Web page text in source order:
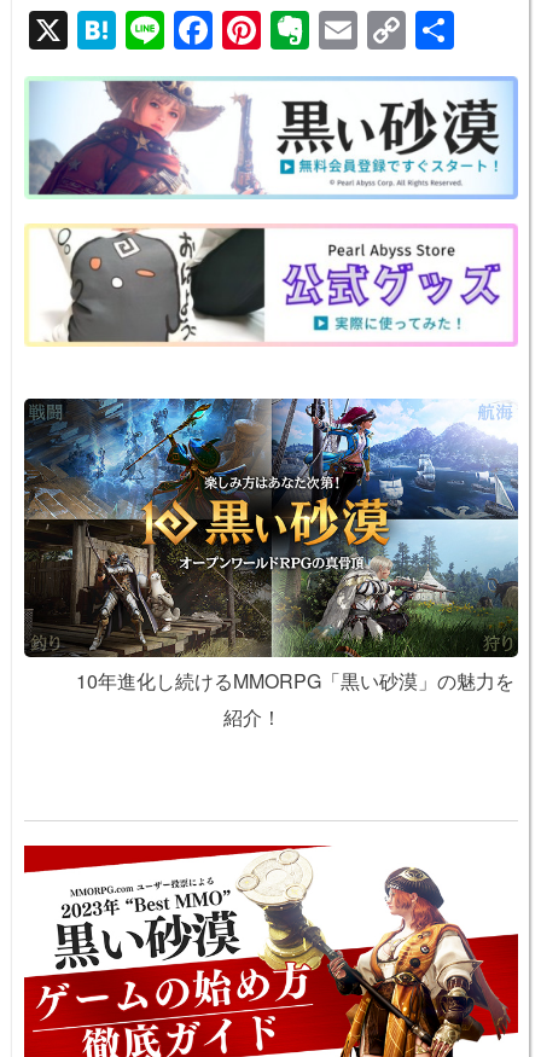
X H
at
e
n
a
Li
n
e
F
a
c
b
o
o
k
Pi
nt
er
e
st
E
v
er
n
ot
e
E
m
ail
C
o
p
y
Li
n
k
有
10年進化し続けるMMORPG「黒い砂漠」の魅力を
紹介！